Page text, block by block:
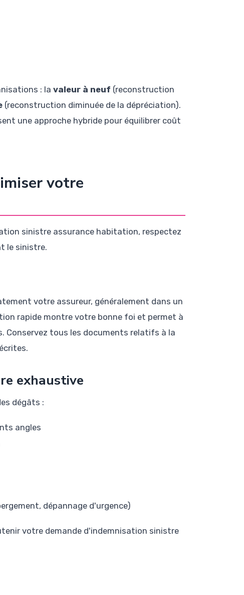
: la valeur à neuf (reconstruction
(reconstruction diminuée de la dépréciation).
une approche hybride pour équilibrer coût
votre
sinistre assurance habitation, respectez
le sinistre.
votre assureur, généralement dans un
rapide montre votre bonne foi et permet à
Conservez tous les documents relatifs à la
exhaustive
dégâts :
angles
dépannage d'urgence)
votre demande d'indemnisation sinistre